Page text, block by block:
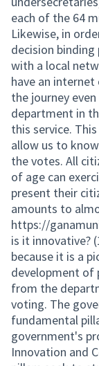
each of the 64
Likewise, in
decision
with a local
have an
the journey
department in
this service.
allow us to
the votes. All
of age can
present their
amounts to
https://
is it innovative?
because it is a
development of
from the
voting. The
fundamental
government's
Innovation and